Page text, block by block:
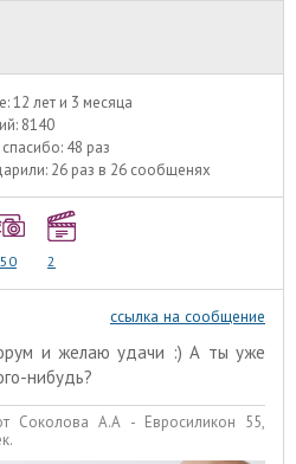
12 лет и 3 месяца
8140
48 раз
26 раз в 26 сообщенях
2
ссылка на сообщение
и желаю удачи :) А ты уже
нибудь?
Соколова А.А - Евросиликон 55,